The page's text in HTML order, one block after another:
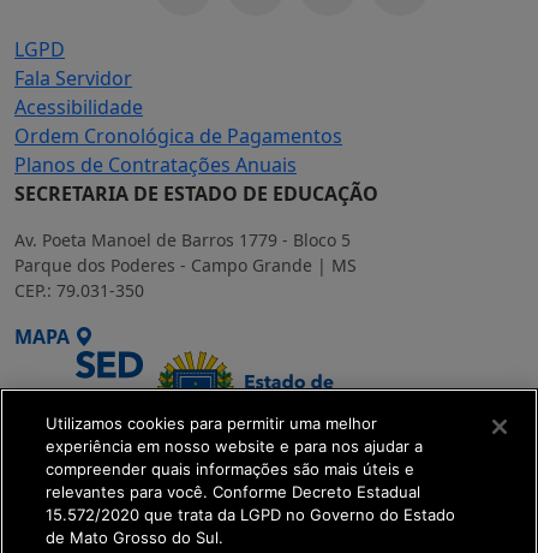
LGPD
Fala Servidor
Acessibilidade
Ordem Cronológica de Pagamentos
Planos de Contratações Anuais
SECRETARIA DE ESTADO DE EDUCAÇÃO
Av. Poeta Manoel de Barros 1779 - Bloco 5
Parque dos Poderes - Campo Grande | MS
CEP.: 79.031-350
MAPA
SETDIG | Secretaria-
Executiva de
Utilizamos cookies para permitir uma melhor
experiência em nosso website e para nos ajudar a
compreender quais informações são mais úteis e
relevantes para você. Conforme Decreto Estadual
15.572/2020 que trata da LGPD no Governo do Estado
de Mato Grosso do Sul.